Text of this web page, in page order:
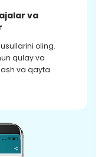
va
oling.
qulay va
va qayta